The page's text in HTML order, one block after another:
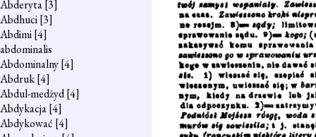
Abderyta[3]
Abdhuci[3]
Abdimi[4]
abdominalis
Abdominalny[4]
Abdruk[4]
Abdul-medżyd[4]
Abdykacja[4]
Abdykować [4]